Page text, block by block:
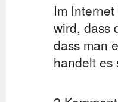
Im
wird, dass
dass man
handelt es